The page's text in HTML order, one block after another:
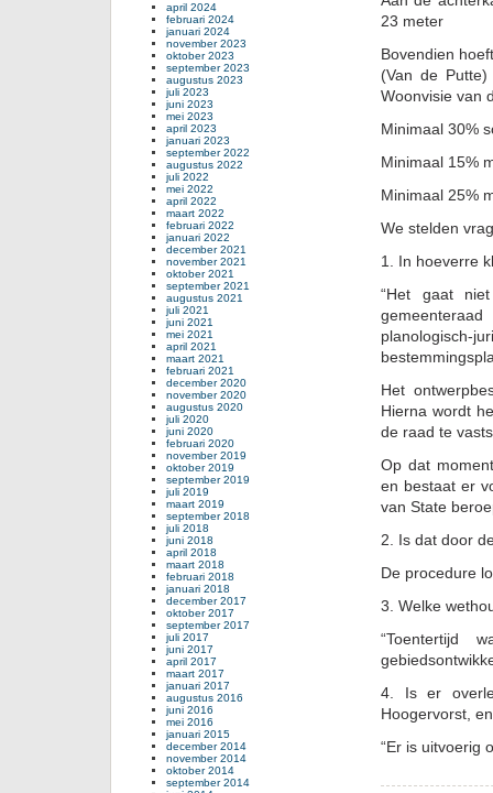
23 meter
Bovendien
(Van de
Woonvisie van
Minimaal 30%
Minimaal 15%
Minimaal 25%
We stelden
1. In hoeverre
“Het gaat
Het
Hierna wordt
de raad te
Op dat
en bestaat er
van State
2. Is dat door
De procedure
3. Welke
“Toentertijd
4. Is er
Hoogervorst,
“Er is uitvoerig
april 2024
februari 2024
januari 2024
november 2023
oktober 2023
september 2023
augustus 2023
juli 2023
juni 2023
mei 2023
april 2023
januari 2023
september 2022
augustus 2022
juli 2022
mei 2022
april 2022
maart 2022
februari 2022
januari 2022
december 2021
november 2021
oktober 2021
september 2021
augustus 2021
juli 2021
juni 2021
mei 2021
april 2021
maart 2021
februari 2021
december 2020
november 2020
augustus 2020
juli 2020
juni 2020
februari 2020
november 2019
oktober 2019
september 2019
juli 2019
maart 2019
september 2018
juli 2018
juni 2018
april 2018
maart 2018
februari 2018
januari 2018
december 2017
oktober 2017
september 2017
juli 2017
juni 2017
april 2017
maart 2017
januari 2017
augustus 2016
juni 2016
mei 2016
januari 2015
december 2014
november 2014
oktober 2014
september 2014